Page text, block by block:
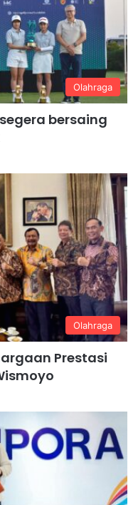
Olahraga
bersaing
Olahraga
Prestasi